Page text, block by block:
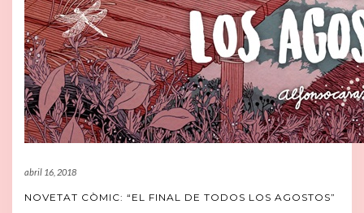
abril 16, 2018
NOVETAT CÒMIC: “EL FINAL DE TODOS LOS AGOSTOS”